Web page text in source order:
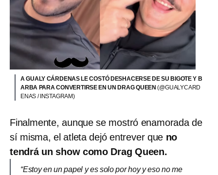
A GUALY CÁRDENAS LE COSTÓ DESHACERSE DE SU BIGOTE Y B
ARBA PARA CONVERTIRSE EN UN DRAG QUEEN(@GUALYCARD
ENAS / INSTAGRAM)
Finalmente, aunque se mostró enamorada de
sí misma, el atleta dejó entrever que no
tendrá un show como Drag Queen.
“Estoy en un papel y es solo por hoy y eso no me